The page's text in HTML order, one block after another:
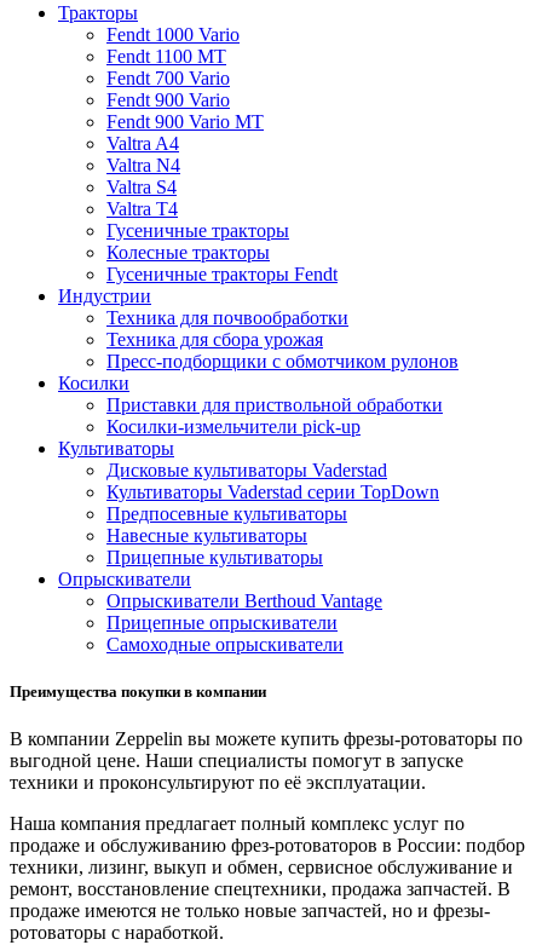
Тракторы
Fendt 1000 Vario
Fendt 1100 MT
Fendt 700 Vario
Fendt 900 Vario
Fendt 900 Vario MT
Valtra A4
Valtra N4
Valtra S4
Valtra T4
Гусеничные тракторы
Колесные тракторы
Гусеничные тракторы Fendt
Индустрии
Техника для почвообработки
Техника для сбора урожая
Пресс-подборщики с обмотчиком рулонов
Косилки
Приставки для приствольной обработки
Косилки-измельчители pick-up
Культиваторы
Дисковые культиваторы Vaderstad
Культиваторы Vaderstad серии TopDown
Предпосевные культиваторы
Навесные культиваторы
Прицепные культиваторы
Опрыскиватели
Опрыскиватели Berthoud Vantage
Прицепные опрыскиватели
Самоходные опрыскиватели
Преимущества покупки в компании
В компании Zeppelin вы можете купить фрезы-ротоваторы по
выгодной цене. Наши специалисты помогут в запуске
техники и проконсультируют по её эксплуатации.
Наша компания предлагает полный комплекс услуг по
продаже и обслуживанию фрез-ротоваторов в России: подбор
техники, лизинг, выкуп и обмен, сервисное обслуживание и
ремонт, восстановление спецтехники, продажа запчастей. В
продаже имеются не только новые запчастей, но и фрезы-
ротоваторы с наработкой.